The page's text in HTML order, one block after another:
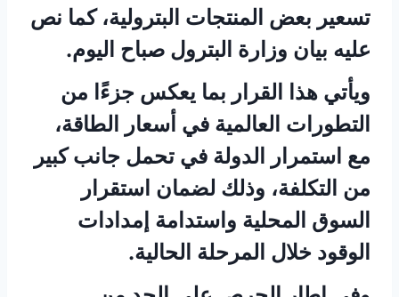
تسعير بعض المنتجات البترولية، كما نص
عليه بيان وزارة البترول صباح اليوم.
ويأتي هذا القرار بما يعكس جزءًا من
التطورات العالمية في أسعار الطاقة،
مع استمرار الدولة في تحمل جانب كبير
من التكلفة، وذلك لضمان استقرار
السوق المحلية واستدامة إمدادات
الوقود خلال المرحلة الحالية.